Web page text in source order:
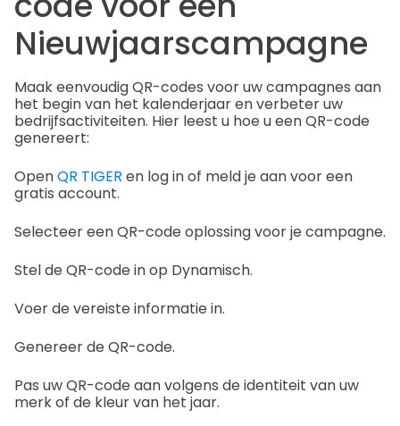
Nieuwjaarscampagne
Maak eenvoudig QR-codes voor uw campagnes aan
het begin van het kalenderjaar en verbeter uw
bedrijfsactiviteiten. Hier leest u hoe u een QR-code
genereert:
OpenQR TIGER en log in of meld je aan voor een
gratis account.
Selecteer een QR-code oplossing voor je campagne.
Stel de QR-code in op Dynamisch.
Voer de vereiste informatie in.
Genereer de QR-code.
Pas uw QR-code aan volgens de identiteit van uw
merk of de kleur van het jaar.